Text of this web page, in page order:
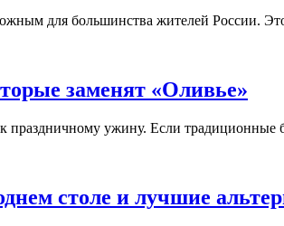
для большинства жителей России.
заменят «Оливье»
праздничному ужину. Если
столе и лучшие